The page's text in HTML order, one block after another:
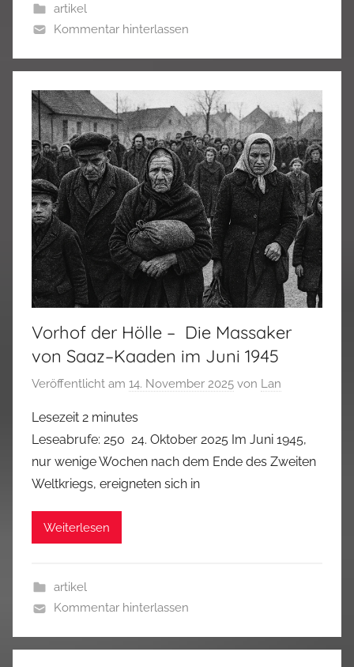
artikel
Kommentar hinterlassen
Vorhof der Hölle – Die Massaker
von Saaz–Kaaden im Juni 1945
Veröffentlicht am 14. November 2025 von Lan
Lesezeit 2 minutes
Leseabrufe: 250 24. Oktober 2025 Im Juni 1945,
nur wenige Wochen nach dem Ende des Zweiten
Weltkriegs, ereigneten sich in
Weiterlesen
artikel
Kommentar hinterlassen